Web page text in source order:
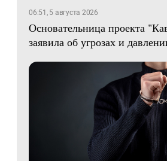
06:51, 5 августа 2026
Основательница проекта
заявила об угрозах и